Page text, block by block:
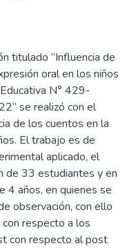
titulado “Influencia de
oral en los niños
N° 429-
se realizó con el
de los cuentos en la
El trabajo es de
aplicado, el
de 33 estudiantes y en
4 años, en quienes se
observación, con ello
respecto a los
con respecto al post